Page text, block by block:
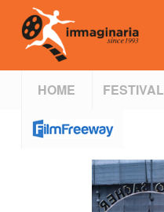
HOME FESTIVAL